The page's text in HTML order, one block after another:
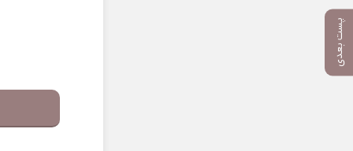
پست بعدی